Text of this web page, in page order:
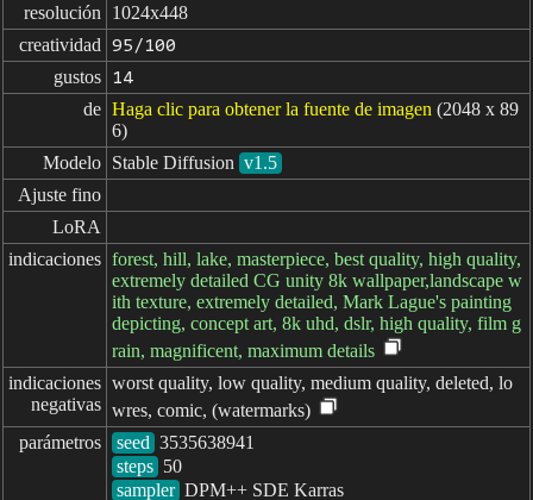
resolución
1024x448
creatividad
95/100
gustos 14
de Haga clic para obtener la fuente de imagen (2048 x 89
6)
Modelo Stable Diffusion v1.5
Ajuste fino
LoRA
indicaciones forest, hill, lake, masterpiece, best quality, high quality,
extremely detailed CG unity 8k wallpaper,landscape w
ith texture, extremely detailed, Mark Lague's painting
depicting, concept art, 8k uhd, dslr, high quality, film g
rain, magnificent, maximum details
indicaciones
negativas
worst quality, low quality, medium quality, deleted, lo
wres, comic, (watermarks)
parámetros
seed
steps
sampler